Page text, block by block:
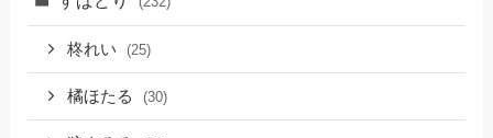
柊れい (25)
橘ほたる (30)